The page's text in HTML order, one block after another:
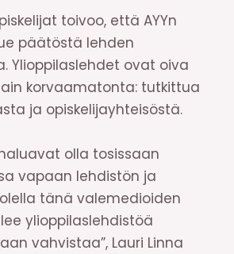
toivoo, että AYYn
päätöstä lehden
Ylioppilaslehdet ovat oiva
korvaamatonta: tutkittua
ja opiskelijayhteisöstä.
olla tosissaan
vapaan lehdistön ja
tänä valemedioiden
ylioppilaslehdistöä
vahvistaa”, Lauri Linna